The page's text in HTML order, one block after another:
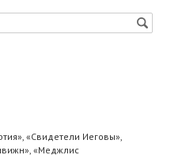
«Свидетели Иеговы»,
«Меджлис